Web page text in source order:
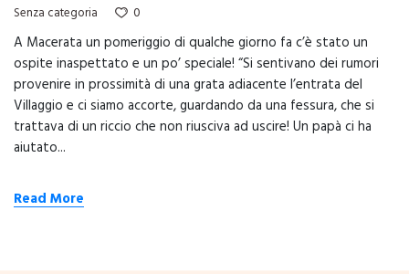
Senza categoria 0
A Macerata un pomeriggio di qualche giorno fa c’è stato un
ospite inaspettato e un po’ speciale! “Si sentivano dei rumori
provenire in prossimità di una grata adiacente l’entrata del
Villaggio e ci siamo accorte, guardando da una fessura, che si
trattava di un riccio che non riusciva ad uscire! Un papà ci ha
aiutato...
Read More